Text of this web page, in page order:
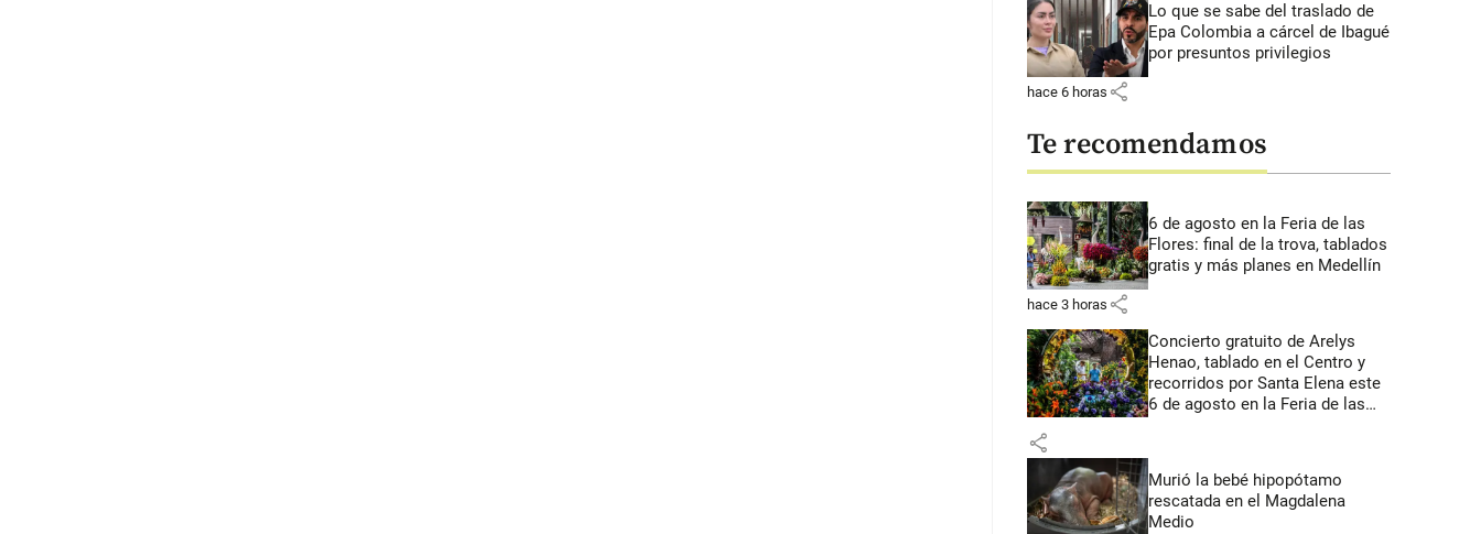
Lo que se sabe del traslado de
Epa Colombia a cárcel de Ibagué
por presuntos privilegios
hace 6 horas share
Te recomendamos
6 de agosto en la Feria de las
Flores: final de la trova, tablados
gratis y más planes en Medellín
hace 3 horas share
Concierto gratuito de Arelys
Henao, tablado en el Centro y
recorridos por Santa Elena este
6 de agosto en la Feria de las
share
Murió la bebé hipopótamo
rescatada en el Magdalena
Medio